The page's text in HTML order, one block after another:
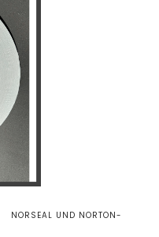
NORSEAL UND NORTON-